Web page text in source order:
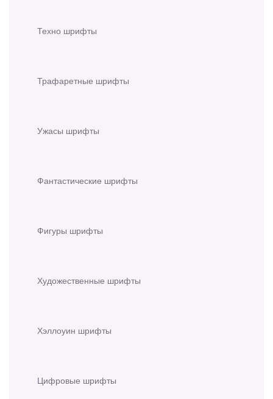
Техно шрифты
Трафаретные шрифты
Ужасы шрифты
Фантастические шрифты
Фигуры шрифты
Художественные шрифты
Хэллоуин шрифты
Цифровые шрифты